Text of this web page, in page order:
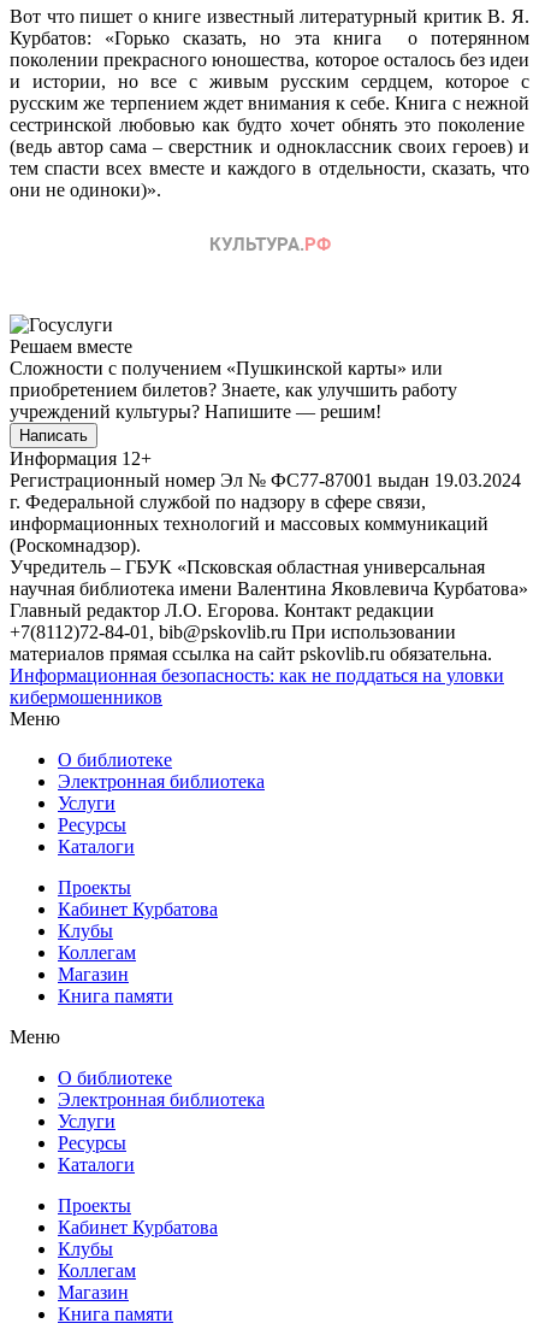
Вот что пишет о книге известный литературный критик В. Я.
Курбатов: «Горько сказать, но эта книга о потерянном
поколении прекрасного юношества, которое осталось без идеи
и истории, но все с живым русским сердцем, которое с
русским же терпением ждет внимания к себе. Книга с нежной
сестринской любовью как будто хочет обнять это поколение
(ведь автор сама – сверстник и одноклассник своих героев) и
тем спасти всех вместе и каждого в отдельности, сказать, что
они не одиноки)».
Решаем вместе
Сложности с получением «Пушкинской карты» или
приобретением билетов? Знаете, как улучшить работу
учреждений культуры? Напишите — решим!
Написать
Информация 12+
Регистрационный номер Эл № ФС77-87001 выдан 19.03.2024
г. Федеральной службой по надзору в сфере связи,
информационных технологий и массовых коммуникаций
(Роскомнадзор).
Учредитель – ГБУК «Псковская областная универсальная
научная библиотека имени Валентина Яковлевича Курбатова»
Главный редактор Л.О. Егорова. Контакт редакции
+7(8112)72-84-01, bib@pskovlib.ru При использовании
материалов прямая ссылка на сайт pskovlib.ru обязательна.
Информационная безопасность: как не поддаться на уловки
кибермошенников
Меню
О библиотеке
Электронная библиотека
Услуги
Ресурсы
Каталоги
Проекты
Кабинет Курбатова
Клубы
Коллегам
Магазин
Книга памяти
Меню
О библиотеке
Электронная библиотека
Услуги
Ресурсы
Каталоги
Проекты
Кабинет Курбатова
Клубы
Коллегам
Магазин
Книга памяти